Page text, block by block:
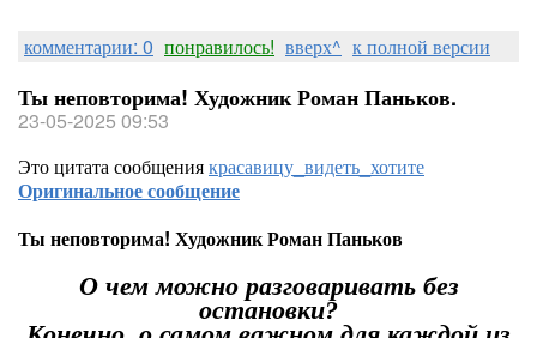
комментарии: 0 понравилось! вверх^ к полной версии
Ты неповторима! Художник Роман Паньков.
23-05-2025 09:53
Это цитата сообщениякрасавицу_видеть_хотите
Оригинальное сообщение
Ты неповторима! Художник Роман Паньков
О чем можно разговаривать без
остановки?